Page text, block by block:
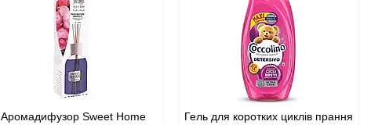
Аромадифузор Sweet Home
Гель для коротких циклів прання